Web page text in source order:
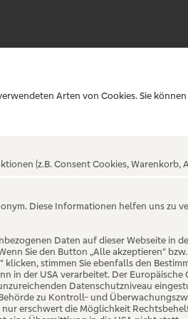
Arten von Cookies. Sie
(z.B. Consent Cookies, Warenkorb,
Diese Informationen helfen uns zu
Daten auf dieser Webseite in
Sie den Button „Alle akzeptieren“
klicken, stimmen Sie ebenfalls den
in der USA verarbeitet. Der
Datenschutzniveau
zu Kontroll- und
erschwert die Möglichkeit